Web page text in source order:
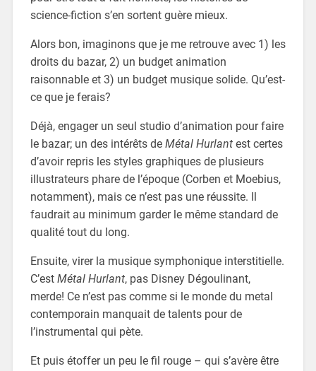
science-fiction s’en sortent guère mieux.
Alors bon, imaginons que je me retrouve avec 1) les
droits du bazar, 2) un budget animation
raisonnable et 3) un budget musique solide. Qu’est-
ce que je ferais?
Déjà, engager un seul studio d’animation pour faire
le bazar; un des intérêts de Métal Hurlantest certes
d’avoir repris les styles graphiques de plusieurs
illustrateurs phare de l’époque (Corben et Moebius,
notamment), mais ce n’est pas une réussite. Il
faudrait au minimum garder le même standard de
qualité tout du long.
Ensuite, virer la musique symphonique interstitielle.
C’est Métal Hurlant, pas Disney Dégoulinant,
merde! Ce n’est pas comme si le monde du metal
contemporain manquait de talents pour de
l’instrumental qui pète.
Et puis étoffer un peu le fil rouge – qui s’avère être